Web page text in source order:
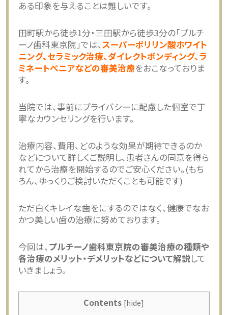
ある印象を与えることは難しいです。
田町駅から徒歩1分・三田駅から徒歩3分の「プルチ
ーノ歯科東京院」では、スーパーポリリン酸ホワイト
ニング、セラミック治療、ダイレクトボンディング、ラ
ミネートべニアなどの審美治療をおこなっておりま
す。
当院では、事前にプライバシーに配慮した個室で丁
寧なカウンセリングを行います。
治療内容、費用、どのような効果が期待できるのか
などについて詳しくご説明し、患者さんの同意を得ら
れてから治療を開始するのでご安心ください。(もち
ろん、ゆっくりご検討いただくことも可能です)
ただ白くキレイな歯をにするのではなく、健康でなお
かつ美しい歯の治療に努めております。
今回は、プルチーノ歯科東京院の審美治療の種類や
各治療のメリット・デメリットなどについて解説して
いきましょう。
Contents [hide]